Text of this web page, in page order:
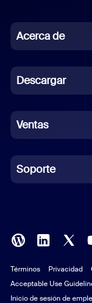
Chinese (Simplified)
French
German
Indonesian
Italian
Polish
Portuguese (Brazil)
Russian
Acerca de
Descargar
Ventas
Soporte
Términos Privacidad
Acceptable Use
Inicio de sesión de